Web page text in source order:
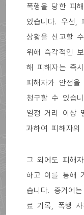
폭행을 당한 피
있습니다. 우선,
상황을 신고할
위해 즉각적인
해 피해자는 즉
피해자가 안전
청구할 수 있습
일정 거리 이상
과하여 피해자의
그 외에도 피해
하고 이를 통해
습니다. 증거에
료 기록, 폭행